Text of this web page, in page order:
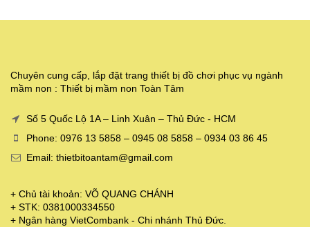
Chuyên cung cấp, lắp đặt trang thiết bị đồ chơi phục vụ ngành
mầm non : Thiết bị mầm non Toàn Tâm
Số 5 Quốc Lộ 1A – Linh Xuân – Thủ Đức - HCM
Phone: 0976 13 5858 – 0945 08 5858 – 0934 03 86 45
Email: thietbitoantam@gmail.com
+ Chủ tài khoản: VÕ QUANG CHÁNH
+ STK: 0381000334550
+ Ngân hàng VietCombank - Chi nhánh Thủ Đức.